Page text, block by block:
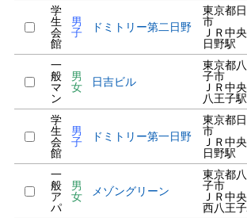
学
生
会
館
男
子
ドミトリー第二日野
東京都
市
ＪＲ中
日野駅
一
般
マ
ン
男
女
日吉ビル
東京都
子市
ＪＲ中
八王子駅
学
生
会
館
男
子
ドミトリー第一日野
東京都
市
ＪＲ中
日野駅
一
般
ア
パ
男
女
メゾングリーン
東京都
子市
ＪＲ中
西八王